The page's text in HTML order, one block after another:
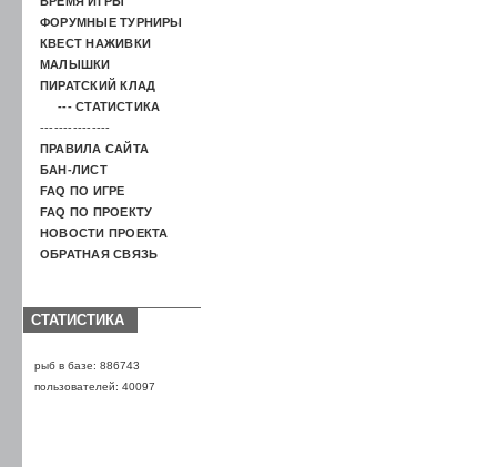
ФОРУМНЫЕ ТУРНИРЫ
КВЕСТ НАЖИВКИ
МАЛЫШКИ
ПИРАТСКИЙ КЛАД
--- СТАТИСТИКА
---------------
ПРАВИЛА САЙТА
БАН-ЛИСТ
FAQ ПО ИГРЕ
FAQ ПО ПРОЕКТУ
НОВОСТИ ПРОЕКТА
ОБРАТНАЯ СВЯЗЬ
СТАТИСТИКА
рыб в базе: 886743
пользователей: 40097